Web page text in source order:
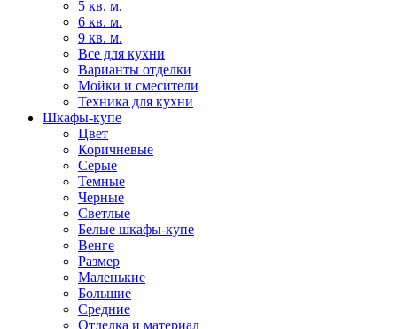
5 кв. м.
6 кв. м.
9 кв. м.
Все для кухни
Варианты отделки
Мойки и смесители
Техника для кухни
Шкафы-купе
Цвет
Коричневые
Серые
Темные
Черные
Светлые
Белые шкафы-купе
Венге
Размер
Маленькие
Большие
Средние
Отделка и материал